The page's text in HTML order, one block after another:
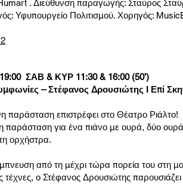
. Διεύθυνση παραγωγής: Σταύρος
Υφυπουργείο Πολιτισμού. Χορηγός:
ΣΑΒ & ΚΥΡ 11:30 & 16:00 (50’)
– Στέφανος Δρουσιώτης Ι Επί
παράσταση επιστρέφει στο Θέατρο Ριάλτο!
παράσταση για ένα πιάνο με ουρά, δύο
ορχήστρα.
από τη μέχρι τώρα πορεία του στη
τέχνες, ο Στέφανος Δρουσιώτης παρουσιάζει